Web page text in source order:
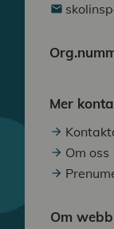
Mer
Om oss
Om